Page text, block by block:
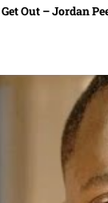
Get Out – Jordan